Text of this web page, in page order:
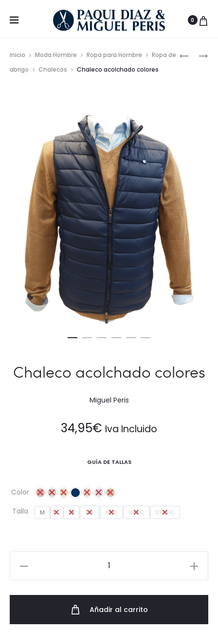
0
Inicio Moda Hombre Ropa para Hombre
Ropa de
abrigo
Chalecos Chaleco acolchado colores
Chaleco acolchado colores
Miguel Peris
34,95€ Iva Incluido
GUÍA DE TALLAS
Color
Talla
M L XL XXL XXXL XXXXL XXXXXL
Añadir al carrito